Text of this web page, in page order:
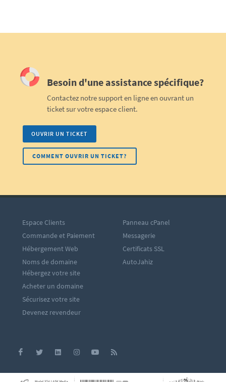
Besoin d'une assistance spécifique?
Contactez notre support en ligne en ouvrant un
ticket sur votre espace client.
OUVRIR UN TICKET
COMMENT OUVRIR UN TICKET?
Espace Clients
Commande et Paiement
Hébergement Web
Noms de domaine
Panneau cPanel
Messagerie
Certificats SSL
AutoJahiz
Hébergez votre site
Acheter un domaine
Sécurisez votre site
Devenez revendeur